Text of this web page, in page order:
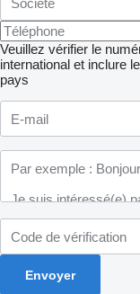
Veuillez vérifier le
international et inclure
pays